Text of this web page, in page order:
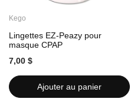
Kego
Lingettes EZ-Peazy pour
masque CPAP
7,00 $
Ajouter au panier